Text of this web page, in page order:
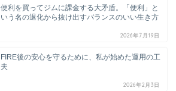
便利を買ってジムに課金する大矛盾。「便利」と
いう名の退化から抜け出すバランスのいい生き方
2026年7月19日
FIRE後の安心を守るために、私が始めた運用の工
夫
2026年2月3日